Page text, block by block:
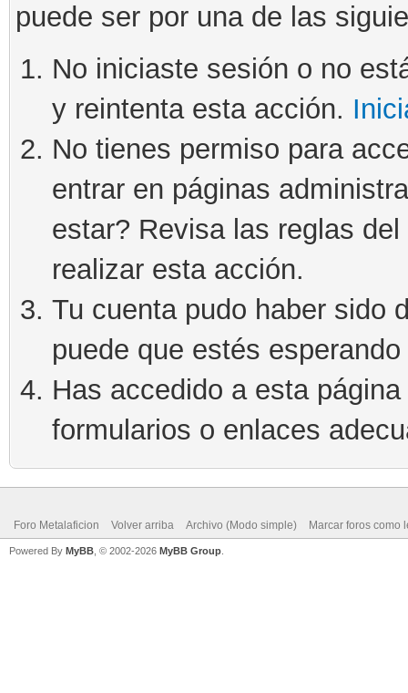
puede ser por una de las
No iniciaste sesión o no
y reintenta esta acción.
No tienes permiso para
entrar en páginas
estar? Revisa las reglas
realizar esta acción.
Tu cuenta pudo haber sido
puede que estés
Has accedido a esta
formularios o enlaces
Foro Metalaficion Volver arriba Archivo (Modo simple) Marcar foros como
Powered By MyBB , © 2002-2026 MyBB Group